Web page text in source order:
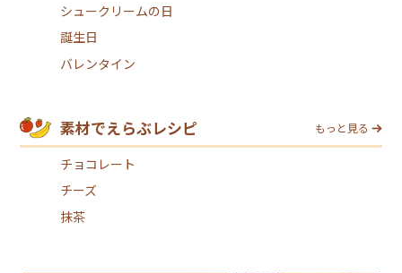
シュークリームの日
誕生日
バレンタイン
素材でえらぶレシピ もっと見る
チョコレート
チーズ
抹茶